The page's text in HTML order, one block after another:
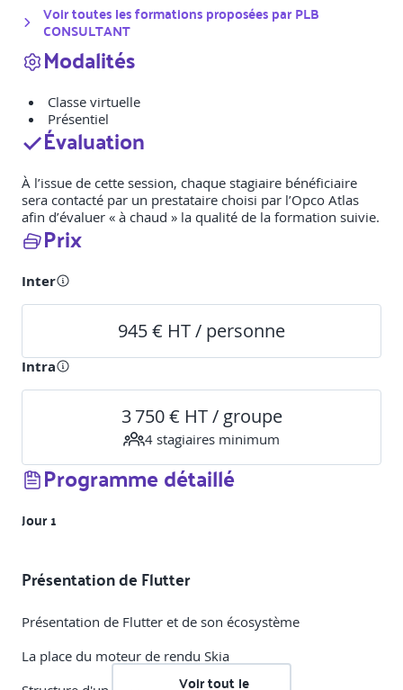
Voir toutes les formations proposées parPLB
CONSULTANT
Modalités
Classe virtuelle
Présentiel
Évaluation
À l’issue de cette session, chaque stagiaire bénéficiaire
sera contacté par un prestataire choisi par l’Opco Atlas
afin d’évaluer « à chaud » la qualité de la formation suivie.
Prix
Inter
945 € HT / personne
Intra
3 750 € HT / groupe
4 stagiaires minimum
Programme détaillé
Jour 1
Présentation de Flutter
Présentation de Flutter et de son écosystème
La place du moteur de rendu Skia
Voir tout le